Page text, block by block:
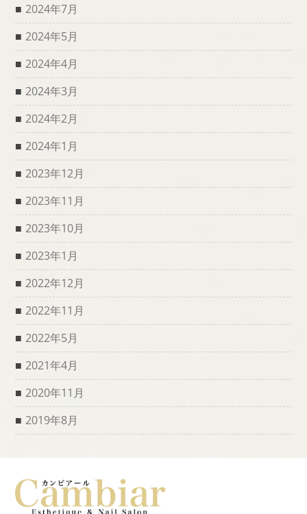
2024年7月
2024年5月
2024年4月
2024年3月
2024年2月
2024年1月
2023年12月
2023年11月
2023年10月
2023年1月
2022年12月
2022年11月
2022年5月
2021年4月
2020年11月
2019年8月